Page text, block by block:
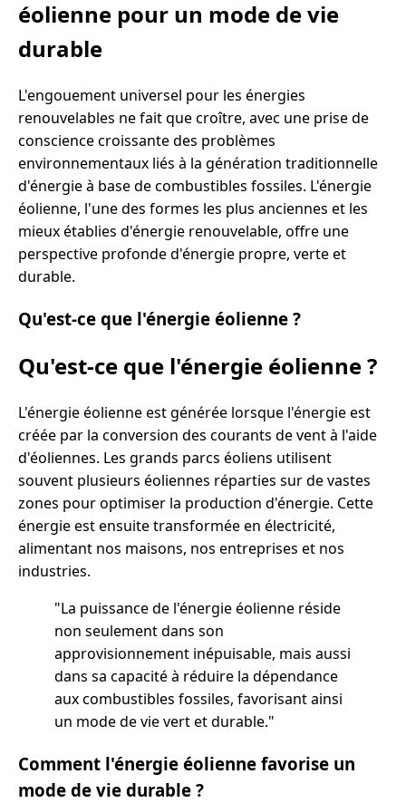
éolienne pour un mode de vie
durable
L'engouement universel pour les énergies
renouvelables ne fait que croître, avec une prise de
conscience croissante des problèmes
environnementaux liés à la génération traditionnelle
d'énergie à base de combustibles fossiles. L'énergie
éolienne, l'une des formes les plus anciennes et les
mieux établies d'énergie renouvelable, offre une
perspective profonde d'énergie propre, verte et
durable.
Qu'est-ce que l'énergie éolienne ?
Qu'est-ce que l'énergie éolienne ?
L'énergie éolienne est générée lorsque l'énergie est
créée par la conversion des courants de vent à l'aide
d'éoliennes. Les grands parcs éoliens utilisent
souvent plusieurs éoliennes réparties sur de vastes
zones pour optimiser la production d'énergie. Cette
énergie est ensuite transformée en électricité,
alimentant nos maisons, nos entreprises et nos
industries.
"La puissance de l'énergie éolienne réside
non seulement dans son
approvisionnement inépuisable, mais aussi
dans sa capacité à réduire la dépendance
aux combustibles fossiles, favorisant ainsi
un mode de vie vert et durable."
Comment l'énergie éolienne favorise un
mode de vie durable ?